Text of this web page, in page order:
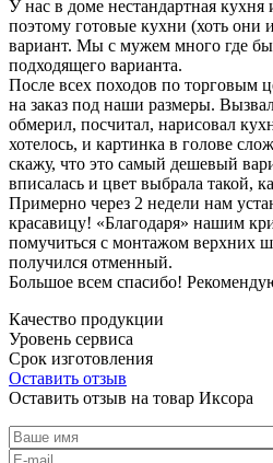
У нас в доме нестандартная кухня
поэтому готовые кухни (хоть
вариант. Мы с мужем много где
подходящего варианта.
После всех походов по торговым
на заказ под наши размеры.
обмерил, посчитал, нарисовал
хотелось, и картинка в голове
скажу, что это самый дешевый
вписалась и цвет выбрала такой,
Примерно через 2 недели нам
красавицу! «Благодаря» нашим
помучиться с монтажом верхних
получился отменный.
Большое всем спасибо!
Качество продукции
Уровень сервиса
Срок изготовления
Оставить отзыв
Оставить отзыв на товар Иксора